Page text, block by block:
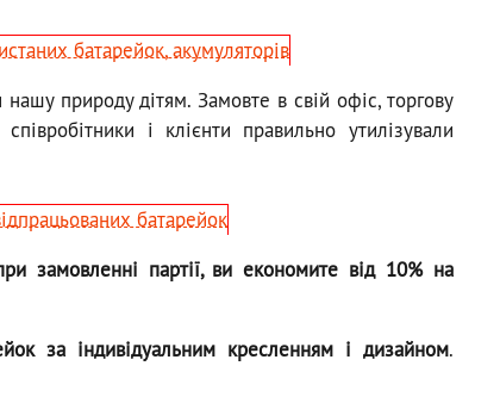
природу дітям. Замовте в свій офіс, торгову
і клієнти правильно утилізували
замовленні партії, ви економите від 10% на
за індивідуальним кресленням і дизайном.